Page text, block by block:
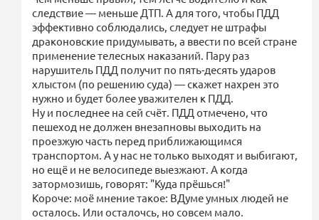
следствие — меньше ДТП. А для того, чтобы ПДД
эффективно соблюдались, следует не штрафы
драконовские придумывать, а ввести по всей стране
применение телесных наказаний. Пару раз
нарушитель ПДД получит по пять-десять ударов
хлыстом (по решению суда) — скажет нахрен это
нужно и будет более уважителен к ПДД.
Ну и последнее на сей счёт. ПДД отмечено, что
пешеход не должен внезапновы выходить на
проезжую часть перед приближающимся
транспортом. А у нас не только выходят и выбигают,
но ещё и не велосипеде выезжают. А когда
затормозишь, говорят: "Куда прёшься!"
Короче: моё мнение такое: ВДуме умных людей не
осталось. Или осталочсь, но совсем мало.